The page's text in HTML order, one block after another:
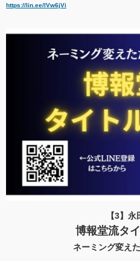
https://lin.ee/lVw6jVi
【3】
博報堂流タ
ネーミング変え